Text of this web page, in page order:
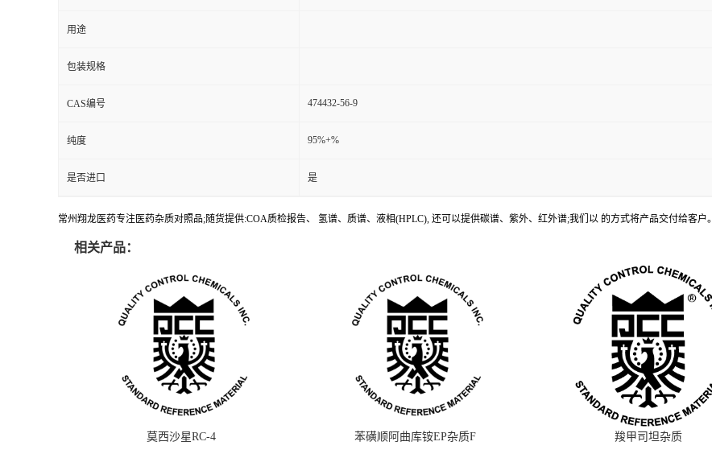
用途
包装规格
CAS编号 474432-56-9
纯度 95%+%
是否进口 是
常州翔龙医药专注医药杂质对照品;随货提供:COA质检报告、 氢谱、质谱、液相(HPLC), 还可以提供碳谱、紫外、红外谱;我们以 的方式将产品交付给客户。
相关产品：
莫西沙星RC-4 苯磺顺阿曲库铵EP杂质F 羧甲司坦杂质